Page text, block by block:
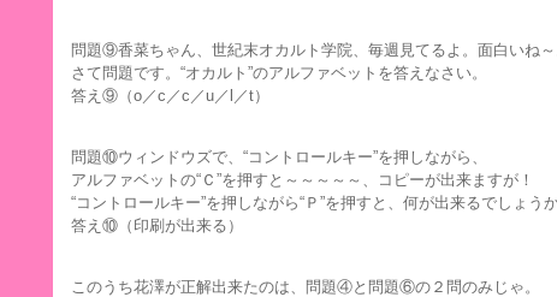
問題⑨香菜ちゃん、世紀末オカルト学院、毎週見てるよ。面白いね～
さて問題です。“オカルト”のアルファベットを答えなさい。
答え⑨（o／c／c／u／l／t）
問題⑩ウィンドウズで、“コントロールキー”を押しながら、
アルファベットの“Ｃ”を押すと～～～～～、コピーが出来ますが！
“コントロールキー”を押しながら“Ｐ”を押すと、何が出来るでしょう
答え⑩（印刷が出来る）
このうち花澤が正解出来たのは、問題④と問題⑥の２問のみじゃ。